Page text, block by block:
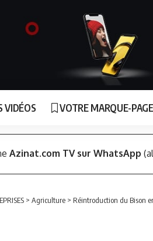
VIDÉOS VOTRE MARQUE-
Azinat.com TV sur WhatsApp
> Agriculture > Réintroduction du Bison